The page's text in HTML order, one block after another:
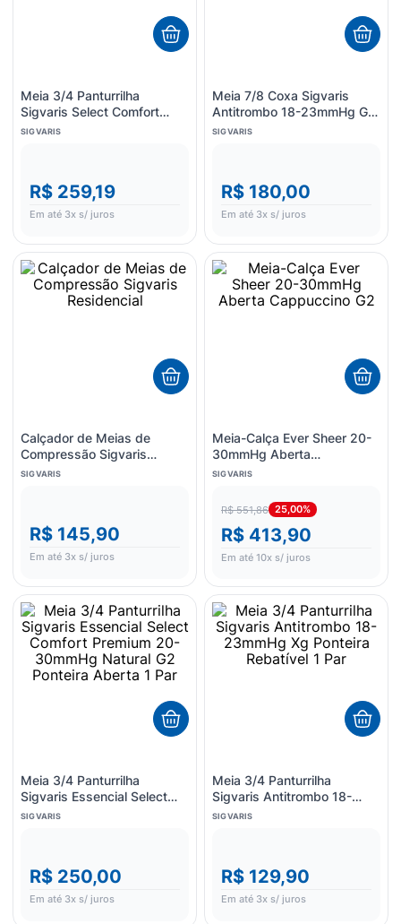
Meia 3/4 Panturrilha
Sigvaris Select Comfort
Premium 20-30mmHg
SIGVARIS
R$ 259,19
Em até 3x s/ juros
Meia 7/8 Coxa Sigvaris
Antitrombo 18-23mmHg G
Ponteira Rebatível 1 Par
SIGVARIS
R$ 180,00
Em até 3x s/ juros
Calçador de Meias de
Compressão Sigvaris
Residencial
SIGVARIS
R$ 145,90
Em até 3x s/ juros
Meia-Calça Ever Sheer 20-
30mmHg Aberta
Cappuccino G2
SIGVARIS
R$ 551,86 25,00%
R$ 413,90
Em até 10x s/ juros
Meia 3/4 Panturrilha
Sigvaris Essencial Select
Comfort Premium 20-
SIGVARIS
R$ 250,00
Em até 3x s/ juros
Meia 3/4 Panturrilha
Sigvaris Antitrombo 18-
23mmHg Xg Ponteira
SIGVARIS
R$ 129,90
Em até 3x s/ juros